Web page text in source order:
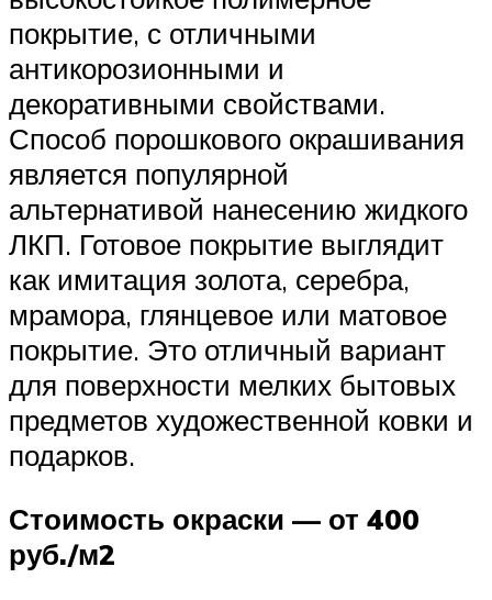
покрытие, с отличными
антикорозионными и
декоративными свойствами.
Способ порошкового окрашивания
является популярной
альтернативой нанесению жидкого
ЛКП. Готовое покрытие выглядит
как имитация золота, серебра,
мрамора, глянцевое или матовое
покрытие. Это отличный вариант
для поверхности мелких бытовых
предметов художественной ковки и
подарков.
Стоимость окраски — от 400
руб./м2